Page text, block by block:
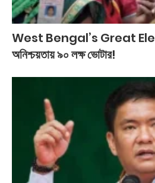
West Bengal’s Great
অনিশ্চয়তায় ৯০ লক্ষ ভোটার!